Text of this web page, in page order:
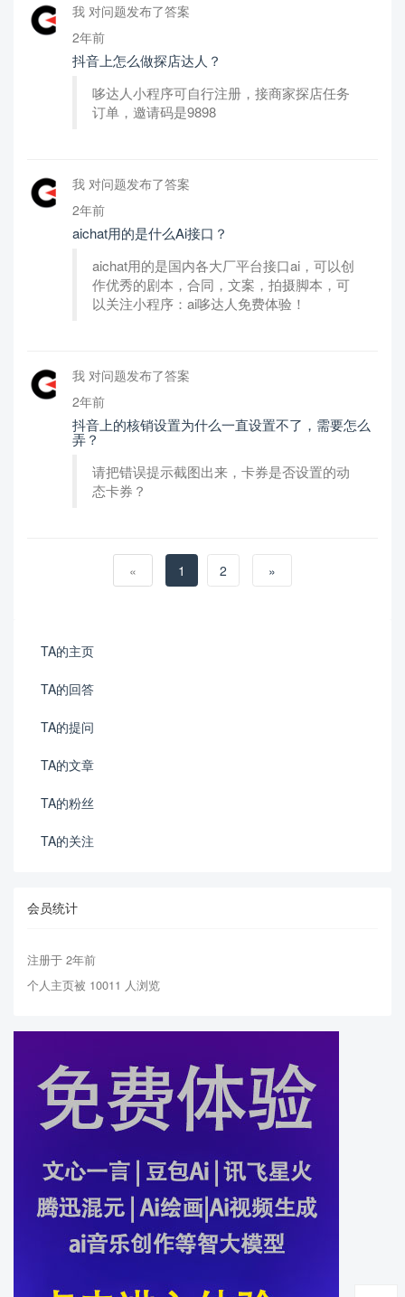
我 对问题发布了答案
2年前
抖音上怎么做探店达人？
哆达人小程序可自行注册，接商家探店任务
订单，邀请码是9898
我 对问题发布了答案
2年前
aichat用的是什么Ai接口？
aichat用的是国内各大厂平台接口ai，可以创
作优秀的剧本，合同，文案，拍摄脚本，可
以关注小程序：ai哆达人免费体验！
我 对问题发布了答案
2年前
抖音上的核销设置为什么一直设置不了，需要怎么
弄？
请把错误提示截图出来，卡券是否设置的动
态卡券？
« 1 2 »
TA的主页
TA的回答
TA的提问
TA的文章
TA的粉丝
TA的关注
会员统计
注册于 2年前
个人主页被 10011 人浏览